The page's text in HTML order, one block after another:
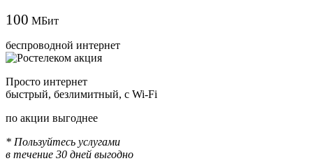
100 МБит
беспроводной интернет
Просто интернет
быстрый, безлимитный, с Wi-Fi
по акции выгоднее
* Пользуйтесь услугами
в течение 30 дней выгодно